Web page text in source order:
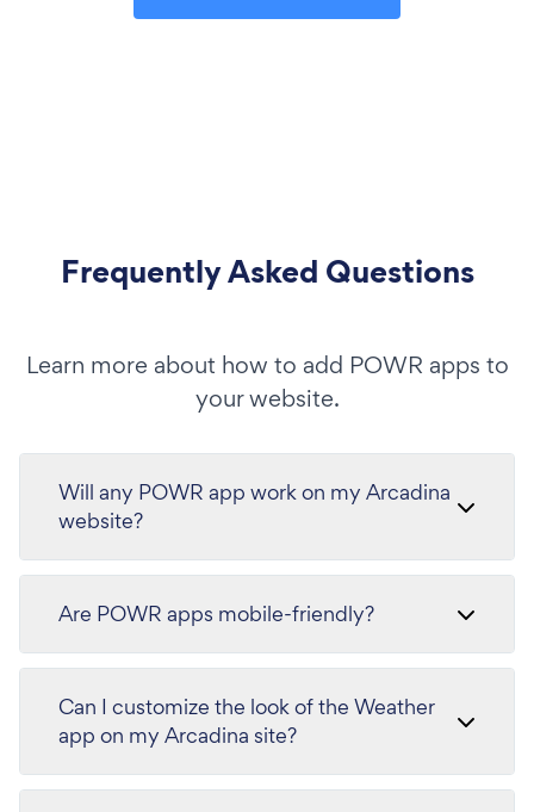
Frequently Asked Questions
Learn more about how to add POWR apps to
your website.
Will any POWR app work on my Arcadina
website?
Are POWR apps mobile-friendly?
Can I customize the look of the Weather
app on my Arcadina site?